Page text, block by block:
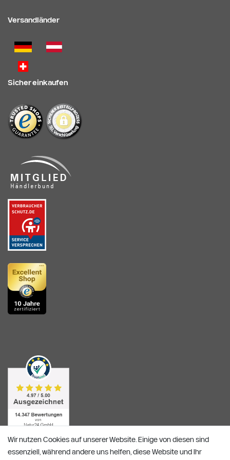
Versandländer
Sicher einkaufen
Wir nutzen Cookies auf unserer Website. Einige von diesen sind
essenziell, während andere uns helfen, diese Website und Ihr